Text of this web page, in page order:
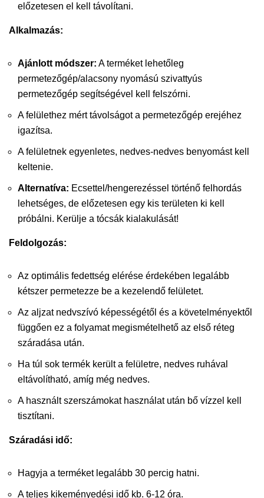
előzetesen el kell távolítani.
Alkalmazás:
Ajánlott módszer: A terméket lehetőleg
permetezőgép/alacsony nyomású szivattyús
permetezőgép segítségével kell felszórni.
A felülethez mért távolságot a permetezőgép erejéhez
igazítsa.
A felületnek egyenletes, nedves-nedves benyomást kell
keltenie.
Alternatíva: Ecsettel/hengerezéssel történő felhordás
lehetséges, de előzetesen egy kis területen ki kell
próbálni. Kerülje a tócsák kialakulását!
Feldolgozás:
Az optimális fedettség elérése érdekében legalább
kétszer permetezze be a kezelendő felületet.
Az aljzat nedvszívó képességétől és a követelményektől
függően ez a folyamat megismételhető az első réteg
száradása után.
Ha túl sok termék került a felületre, nedves ruhával
eltávolítható, amíg még nedves.
A használt szerszámokat használat után bő vízzel kell
tisztítani.
Száradási idő:
Hagyja a terméket legalább 30 percig hatni.
A teljes kikeményedési idő kb. 6-12 óra.